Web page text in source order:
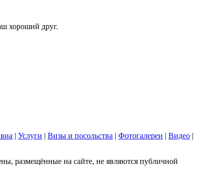
хороший друг.
| Услуги | Визы и посольства | Фотогалереи | Видео |
размещённые на сайте, не являются публичной